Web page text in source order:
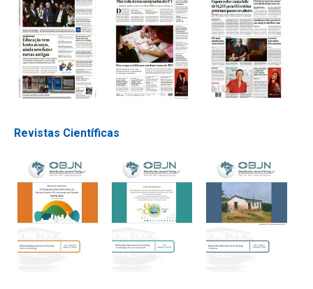
Revistas Científicas